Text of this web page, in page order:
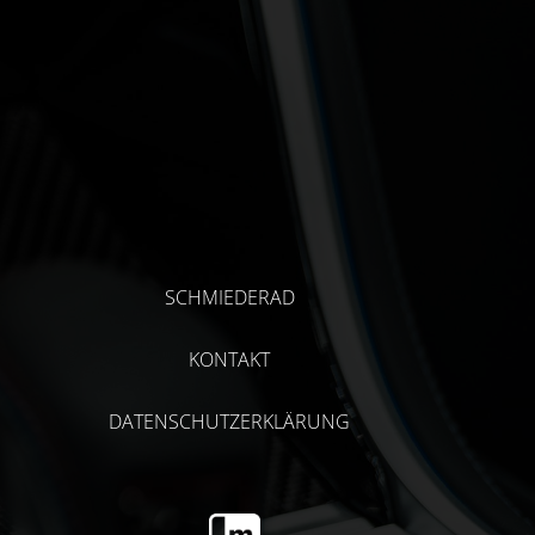
SCHMIEDERAD
KONTAKT
DATENSCHUTZERKLÄRUNG